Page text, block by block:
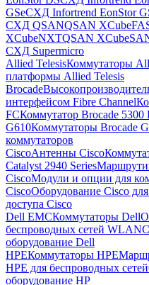
GSeСХД Infortrend EonStor
СХД QSANQSAN
XCubeNXTQSAN
СХД Supermicro
Allied TelesisКоммутаторы
платформы Allied Telesis
Brocade
интерфейсом Fibre Channel
FCКоммутатор Brocade 5300
G610Коммутаторы Brocade
коммутаторов
CiscoАнтенны Cisco
Catalyst 2940 Series
CiscoМодули и опции для
CiscoОборудование Cisco
доступа Cisco
Dell EMCКоммутаторы Dell
беспроводных сетей WLAN
оборудование Dell
HPEКоммутаторы HPE
HPE для беспроводных сетей
оборудование HP